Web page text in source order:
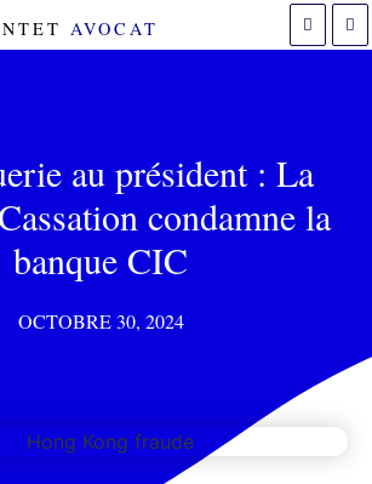
AVOCAT
au président : La
condamne la
banque CIC
OCTOBRE 30, 2024